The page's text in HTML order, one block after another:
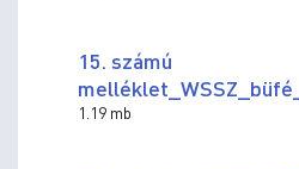
15. számú
1.19 mb